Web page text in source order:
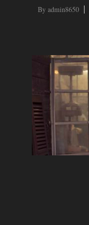
By admin8650